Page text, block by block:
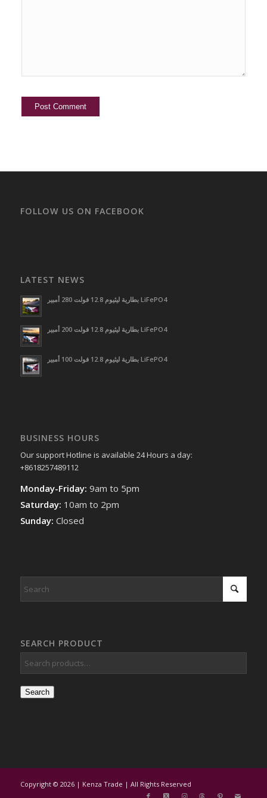
FOLLOW US ON FACEBOOK
LATEST NEWS
بطارية ليثيوم 12.8 فولت 280 أمبير LiFePO4
بطارية ليثيوم 12.8 فولت 200 أمبير LiFePO4
بطارية ليثيوم 12.8 فولت 100 أمبير LiFePO4
BUSINESS HOURS
Our support Hotline is available 24 Hours a day:
+8618257489112
Monday-Friday: 9am to 5pm
Saturday: 10am to 2pm
Sunday: Closed
SEARCH PRODUCT
Search
Copyright © 2026 | Kenza Trade | All Rights Reserved